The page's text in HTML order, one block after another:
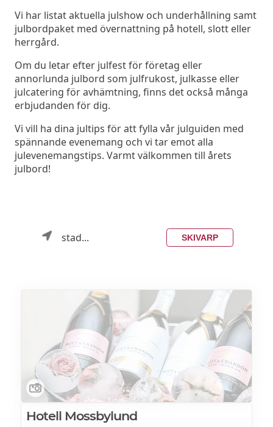
Vi har listat aktuella julshow och underhållning samt
julbordpaket med övernattning på hotell, slott eller
herrgård.
Om du letar efter julfest för företag eller
annorlunda julbord som julfrukost, julkasse eller
julcatering för avhämtning, finns det också många
erbjudanden för dig.
Vi vill ha dina jultips för att fylla vår julguiden med
spännande evenemang och vi tar emot alla
julevenemangstips. Varmt välkommen till årets
julbord!
stad... SKIVARP
Hotell Mossbylund